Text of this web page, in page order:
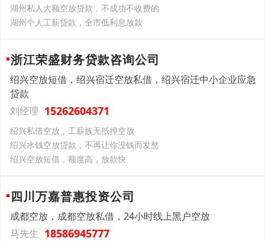
湖州私人大额空放贷款，不成功不收费的
湖州个人工薪贷款，全市低利息放款
浙江荣盛财务贷款咨询公司
绍兴空放短借，绍兴宿迁空放私借，绍兴宿迁中小企业应急
贷款
刘经理 15262604371
绍兴私借空放，工薪族无抵押空放
绍兴水钱空放贷款，不再让你没钱而发愁
绍兴空放短借，额度高，放款快
四川万嘉普惠投资公司
成都空放，成都空放私借，24小时线上黑户空放
马先生 18586945777